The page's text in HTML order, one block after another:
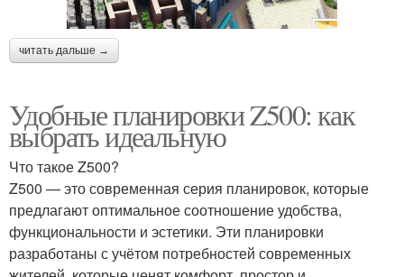
читать дальше →
Удобные планировки Z500: как
выбрать идеальную
Что такое Z500?
Z500 — это современная серия планировок, которые
предлагают оптимальное соотношение удобства,
функциональности и эстетики. Эти планировки
разработаны с учётом потребностей современных